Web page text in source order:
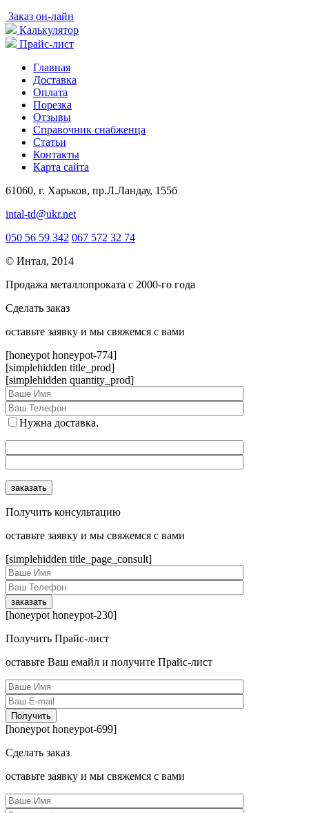
Заказ он-лайн
Калькулятор
Прайс-лист
Главная
Доставка
Оплата
Порезка
Отзывы
Справочник снабженца
Статьи
Контакты
Карта сайта
61060, г. Харьков, пр.Л.Ландау, 155б
intal-td@ukr.net
050 56 59 342 067 572 32 74
© Интал, 2014
Продажа металлопроката с 2000-го года
Сделать заказ
оcтавьте заявку и мы свяжемся с вами
[honeypot honeypot-774]
[simplehidden title_prod]
[simplehidden quantity_prod]
Нужна доставка.
Получить консультацию
оcтавьте заявку и мы свяжемся с вами
[simplehidden title_page_consult]
[honeypot honeypot-230]
Получить Прайс-лист
оcтавьте Ваш емайл и получите Прайс-лист
[honeypot honeypot-699]
Сделать заказ
оcтавьте заявку и мы свяжемся с вами